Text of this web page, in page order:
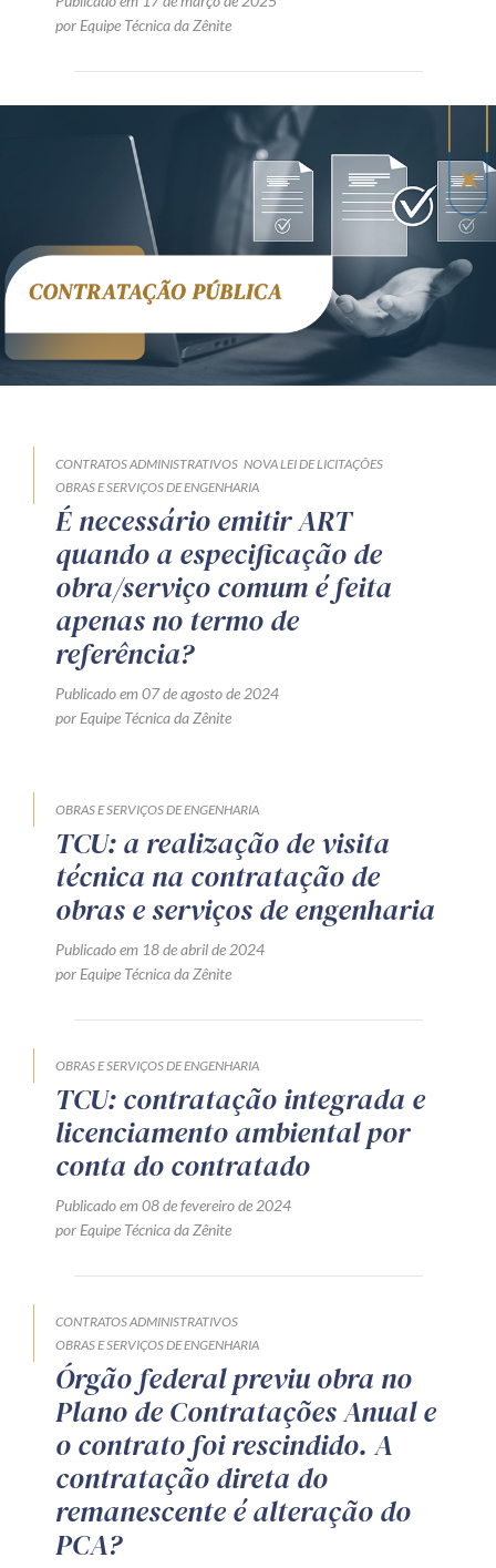
por Equipe Técnica da Zênite
CONTRATOS ADMINISTRATIVOS NOVA LEI DE LICITAÇÕES
OBRAS E SERVIÇOS DE ENGENHARIA
É necessário emitir ART
quando a especificação de
obra/serviço comum é feita
apenas no termo de
referência?
Publicado em 07 de agosto de 2024
por Equipe Técnica da Zênite
OBRAS E SERVIÇOS DE ENGENHARIA
TCU: a realização de visita
técnica na contratação de
obras e serviços de engenharia
Publicado em 18 de abril de 2024
por Equipe Técnica da Zênite
OBRAS E SERVIÇOS DE ENGENHARIA
TCU: contratação integrada e
licenciamento ambiental por
conta do contratado
Publicado em 08 de fevereiro de 2024
por Equipe Técnica da Zênite
CONTRATOS ADMINISTRATIVOS
OBRAS E SERVIÇOS DE ENGENHARIA
Órgão federal previu obra no
Plano de Contratações Anual e
o contrato foi rescindido. A
contratação direta do
remanescente é alteração do
PCA?